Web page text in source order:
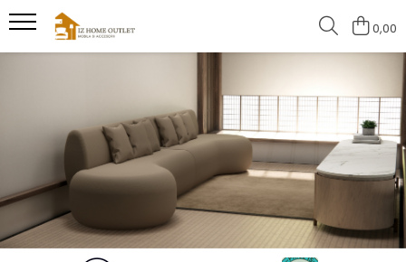
Produse serie
Scaune
0,00